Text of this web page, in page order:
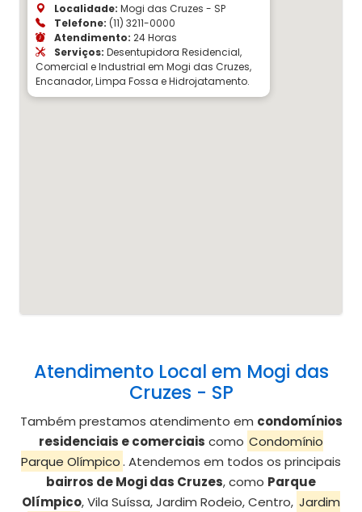
Localidade: Mogi das Cruzes - SP
Telefone: (11) 3211-0000
Atendimento: 24 Horas
Serviços: Desentupidora Residencial,
Comercial e Industrial em Mogi das Cruzes,
Encanador, Limpa Fossa e Hidrojatamento.
Atendimento Local em Mogi das
Cruzes - SP
Também prestamos atendimento em condomínios
residenciais e comerciais como Condomínio
Parque Olímpico. Atendemos em todos os principais
bairros de Mogi das Cruzes, como Parque
Olímpico, Vila Suíssa, Jardim Rodeio, Centro, Jardim